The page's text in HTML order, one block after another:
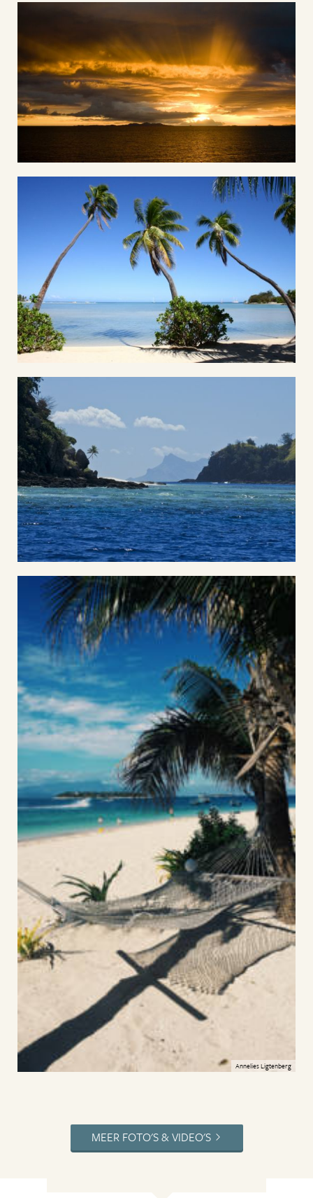
Annelies Ligtenberg
MEER FOTO'S & VIDEO'S